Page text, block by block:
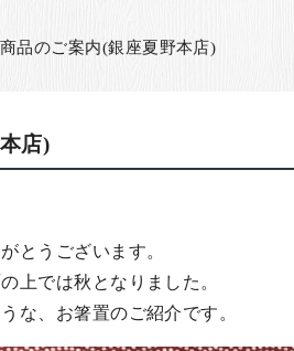
品のご案内(銀座夏野本店)
店)
とうございます。
上では秋となりました。
な、お箸置のご紹介です。